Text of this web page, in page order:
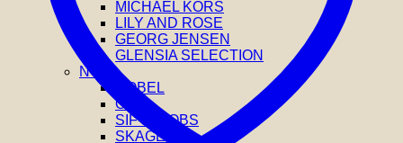
MICHAEL KORS
LILY AND ROSE
GEORG JENSEN
GLENSIA SELECTION
N-Ö
NOBEL
ORIS
SIF JAKOBS
SKAGEN